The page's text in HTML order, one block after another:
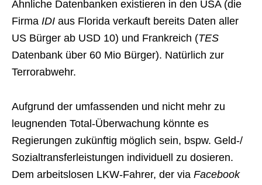
Ähnliche Datenbanken existieren in den USA (die
Firma IDI aus Florida verkauft bereits Daten aller
US Bürger ab USD 10) und Frankreich (TES
Datenbank über 60 Mio Bürger). Natürlich zur
Terrorabwehr.
Aufgrund der umfassenden und nicht mehr zu
leugnenden Total-Überwachung könnte es
Regierungen zukünftig möglich sein, bspw. Geld-/
Sozialtransferleistungen individuell zu dosieren.
Dem arbeitslosen LKW-Fahrer, der via Facebook